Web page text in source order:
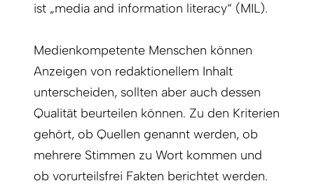
ist „media and information literacy“ (MIL).
Medienkompetente Menschen können
Anzeigen von redaktionellem Inhalt
unterscheiden, sollten aber auch dessen
Qualität beurteilen können. Zu den Kriterien
gehört, ob Quellen genannt werden, ob
mehrere Stimmen zu Wort kommen und
ob vorurteilsfrei Fakten berichtet werden.